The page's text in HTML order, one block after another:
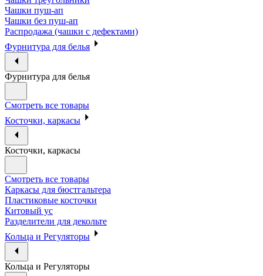
Чашки пуш-ап
Чашки без пуш-ап
Распродажа (чашки с дефектами)
Фурнитура для белья
Фурнитура для белья
Смотреть все товары
Косточки, каркасы
Косточки, каркасы
Смотреть все товары
Каркасы для бюстгальтера
Пластиковые косточки
Китовый ус
Разделители для декольте
Кольца и Регуляторы
Кольца и Регуляторы